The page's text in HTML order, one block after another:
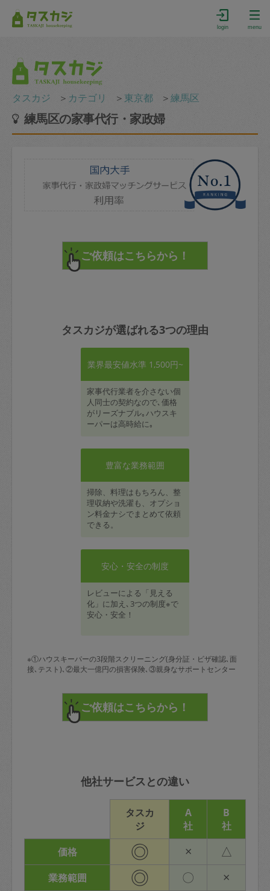
login menu
タスカジ ＞ カテゴリ ＞ 東京都 ＞練馬区
練馬区の家事代行・家政婦
タスカジが選ばれる3つの理由
業界最安値水準 1,500円~
家事代行業者を介さない個
人同士の契約なので､価格
がリーズナブル｡ハウスキ
ーパーは高時給に｡
豊富な業務範囲
掃除、料理はもちろん、整
理収納や洗濯も、オプショ
ン料金ナシでまとめて依頼
できる。
安心・安全の制度
レビューによる「見える
化」に加え､3つの制度※で
安心・安全！
※①ハウスキーパーの3段階スクリーニング(身分証・ビザ確認､面
接､テスト)､②最大一億円の損害保険､③親身なサポートセンター
他社サービスとの違い
タスカ
ジ
A
社
B
社
価格
◎ × △
業務範囲 ◎ 〇 ×